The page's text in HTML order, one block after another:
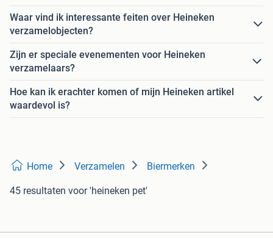
Waar vind ik interessante feiten over Heineken
verzamelobjecten?
Zijn er speciale evenementen voor Heineken
verzamelaars?
Hoe kan ik erachter komen of mijn Heineken artikel
waardevol is?
Home Verzamelen Biermerken
45 resultaten voor 'heineken pet'